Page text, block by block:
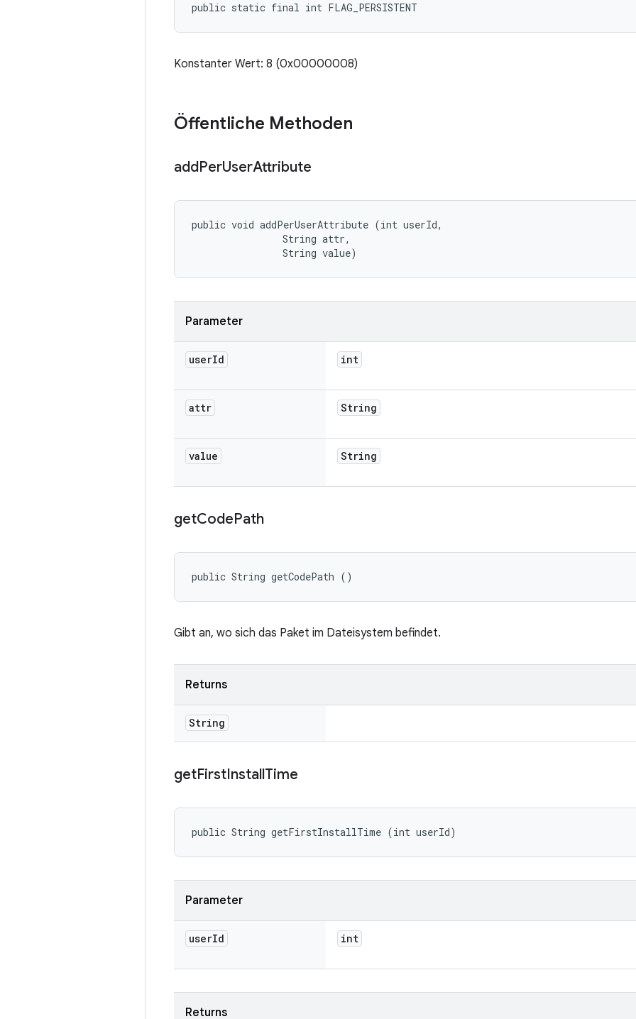
public static final int FLAG_PERSISTENT
Konstanter Wert: 8 (0x00000008)
Öffentliche Methoden
addPerUserAttribute
public void addPerUserAttribute (int userId,
                String attr,
                String value)
Parameter
userId int
attr String
value String
getCodePath
public String getCodePath ()
Gibt an, wo sich das Paket im Dateisystem befindet.
Returns
String
getFirstInstallTime
public String getFirstInstallTime (int userId)
Parameter
userId int
Returns